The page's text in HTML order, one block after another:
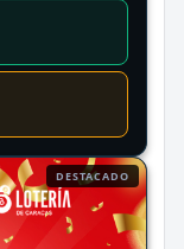
DESTACADO